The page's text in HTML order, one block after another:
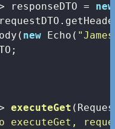
responseDTO =
new
new Echo(
executeGet
executeGet,